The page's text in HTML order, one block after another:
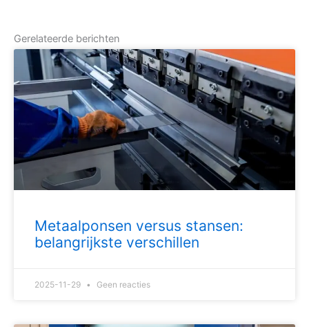
Gerelateerde berichten
Metaalponsen versus stansen:
belangrijkste verschillen
2025-11-29 Geen reacties